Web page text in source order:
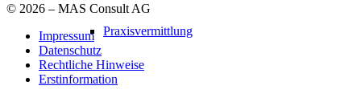
Praxisvermittlung
© 2026 – MAS Consult AG
Impressum
Datenschutz
Rechtliche Hinweise
Erstinformation